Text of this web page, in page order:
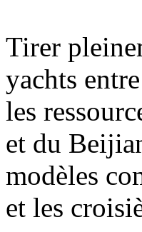
Tirer
yachts
les
et du
modèles
et les